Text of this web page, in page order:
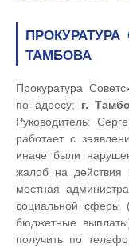
ТАМБОВА
Прокуратура
по адресу: г.
Руководитель:
работает с
иначе были
жалоб на действия
местная
социальной сферы
бюджетные
получить по